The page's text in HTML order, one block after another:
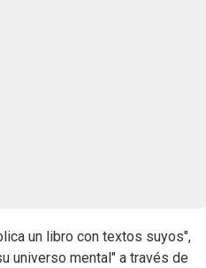
un libro con textos suyos",
universo mental" a través de